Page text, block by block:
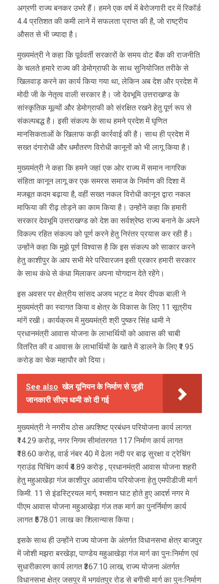
अग्रणी राज्य बनकर उभरे हैं। हमने एक वर्ष में बेरोजगारी दर में रिकॉर्ड
4.4 प्रतिशत की कमी लाने में सफलता प्राप्त की है, जो राष्ट्रीय
औसत से भी ज्यादा है।
मुख्यमंत्री ने कहा कि पूर्ववर्ती सरकारों के समय वोट बैंक की राजनीति
के चलते हमारे राज्य की डेमोग्राफी के साथ सुनियोजित तरीके से
खिलवाड़ करने का कार्य किया गया था, लेकिन अब देश और प्रदेश में
मोदी जी के नेतृत्व वाली सरकार है। जो देवभूमि उत्तराखण्ड के
सांस्कृतिक मूल्यों और डेमोग्राफी को संरक्षित रखने हेतु पूर्ण रूप से
संकल्पबद्ध है। इसी संकल्प के साथ हमने प्रदेश में घृणित
मानसिकताओं के खिलाफ कड़ी कार्रवाई की है। साथ ही प्रदेश में
सख्त दंगारोधी और धर्मांतरण विरोधी कानूनों को भी लागू किया है।
मुख्यमंत्री ने कहा कि हमने जहां एक ओर राज्य में समान नागरिक
संहिता कानून लागू कर एक समरस समाज के निर्माण की दिशा में
मजबूत कदम बढ़ाया है, वहीं सख्त नकल विरोधी कानून द्वारा नकल
माफिया की रीढ़ तोड़ने का काम किया है। उन्होंने कहा कि हमारी
सरकार देवभूमि उत्तराखण्ड को देश का सर्वश्रेष्ठ राज्य बनाने के अपने
विकल्प रहित संकल्प को पूर्ण करने हेतु निरंतर प्रयास कर रही है।
उन्होंने कहा कि मुझे पूर्ण विश्वास है कि इस संकल्प को साकार करने
हेतु काशीपुर के आप सभी मेरे परिवारजन इसी प्रकार हमारी सरकार
के साथ कंधे से कंधा मिलाकर अपना योगदान देते रहेंगे।
इस अवसर पर क्षेत्रीय सांसद अजय भट्ट व मेयर दीपक बाली ने
मुख्यमंत्री का स्वागत किया व क्षेत्र के विकास के लिए 11 सूत्रीय
मांगें रखी। कार्यक्रम में मुख्यमंत्री श्री पुष्कर सिंह धामी ने
प्रधानमंत्री आवास योजना के लाभार्थियों को आवास की चाबी
वितरित की व आवास के लाभार्थियों के खाते में डालने के लिए ₹1.95
करोड़ का चेक महापौर को दिया।
See also खेल यूनियन के निर्माण से जुड़ी
जानकारी सीएम धामी को दी गई
मुख्यमंत्री ने नगरीय ठोस अपशिष्ट प्रबंधन परियोजना कार्य लागत
₹14.29 करोड़, नगर निगम सीमांतरगत 117 निर्माण कार्य लागत
₹18.60 करोड़, वार्ड नंबर 40 में ढेला नदी पर बाढ़ सुरक्षा व ट्रेचिंग
ग्राउंड पिचिंग कार्य ₹4.89 करोड़ , प्रधानमंत्री आवास योजना शहरी
हेतु महुआखेड़ा गंज काशीपुर आवासीय परियोजना हेतु एमपीडीजी मार्ग
किमी. 11 से इंडस्ट्रियल मार्ग, श्मशान घाट होते हुए आदर्श नगर मे
पीएम आवास योजना महुआखेड़ा गंज तक मार्ग का पुनर्निर्माण कार्य
लागत ₹578.01 लाख का शिलान्यास किया।
इसके साथ ही उन्होंने राज्य योजना के अंतर्गत विधानसभा क्षेत्र बाजपुर
में जोशी मझरा बरखेड़ा, पाण्डेय महुआखेड़ा गंज मार्ग का पुनःनिर्माण एवं
सुधारीकारण कार्य लागत ₹367.10 लाख, राज्य योजना अंतर्गत
विधानसभा क्षेत्र जसपुर में भगवंतपुर रोड से बगीची मार्ग का पुनःनिर्माण